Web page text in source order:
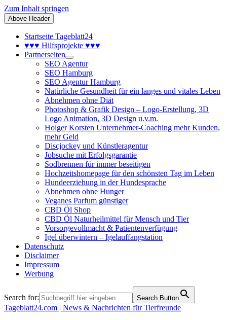
Zum Inhalt springen
Above Header
Startseite Tageblatt24
♥♥♥ Hilfsprojekte ♥♥♥
Partnerseiten
SEO Agentur
SEO Hamburg
SEO Agentur Hamburg
Natürliche Gesundheit für ein langes und vitales Leben
Abnehmen ohne Diät
Photoshop & Grafik Design – Logo-Erstellung, 3D
Logo Animation, 3D Design u.v.m.
Holger Korsten Unternehmer-Coaching mehr Kunden,
mehr Geld
Discjockey und Künstleragentur
Jobsuche mit Erfolgsgarantie
Sodbrennen für immer beseitigen
Hochzeitshomepage für den schönsten Tag im Leben
Hundeerziehung in der Hundesprache
Abnehmen ohne Hunger
Veganes Parfum günstiger
CBD Öl Shop
CBD Öl Naturheilmittel für Mensch und Tier
Vorsorgevollmacht & Patientenverfügung
Igel überwintern – Igelauffangstation
Datenschutz
Disclaimer
Impressum
Werbung
Search for: Search Button
Tageblatt24.com | News & Nachrichten für Tierfreunde